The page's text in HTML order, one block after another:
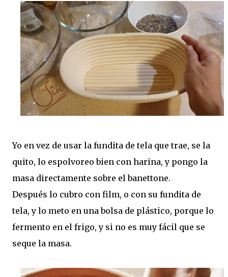
Yo en vez de usar la fundita de tela que trae, se la
quito, lo espolvoreo bien con harina, y pongo la
masa directamente sobre el banettone.
Después lo cubro con film, o con su fundita de
tela, y lo meto en una bolsa de plástico, porque lo
fermento en el frigo, y si no es muy fácil que se
seque la masa.